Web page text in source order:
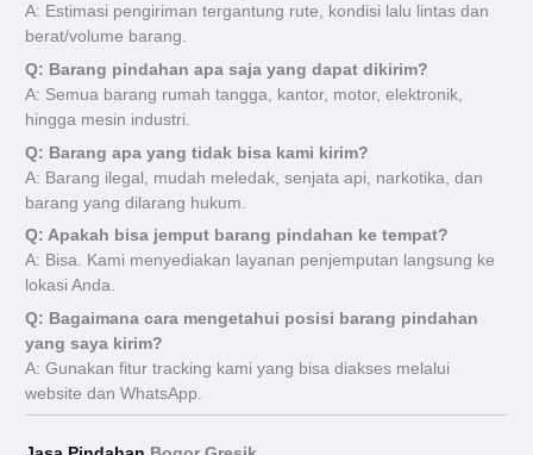
A: Estimasi pengiriman tergantung rute, kondisi lalu lintas dan
berat/volume barang.
Q: Barang pindahan apa saja yang dapat dikirim?
A: Semua barang rumah tangga, kantor, motor, elektronik,
hingga mesin industri.
Q: Barang apa yang tidak bisa kami kirim?
A: Barang ilegal, mudah meledak, senjata api, narkotika, dan
barang yang dilarang hukum.
Q: Apakah bisa jemput barang pindahan ke tempat?
A: Bisa. Kami menyediakan layanan penjemputan langsung ke
lokasi Anda.
Q: Bagaimana cara mengetahui posisi barang pindahan
yang saya kirim?
A: Gunakan fitur tracking kami yang bisa diakses melalui
website dan WhatsApp.